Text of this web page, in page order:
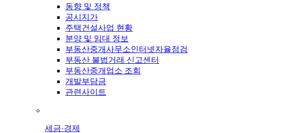
동향 및 정책
공시지가
주택건설사업 현황
분양 및 임대 정보
부동산중개사무소인터넷자율점검
부동산 불법거래 신고센터
부동산중개업소 조회
개발부담금
관련사이트
세금·경제